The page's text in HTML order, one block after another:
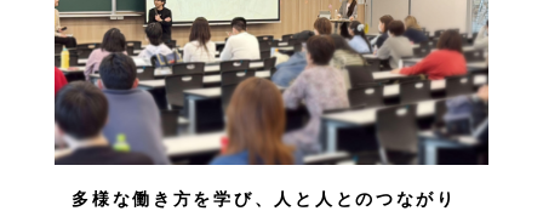
多様な働き方を学び、人と人とのつながり